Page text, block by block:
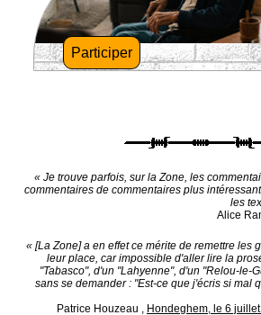
Participer
« Je trouve parfois, sur la Zone, les
commentaires de commentaires plus
les
Alice
« [La Zone] a en effet ce mérite de remettre les
leur place, car impossible d'aller lire la
"Tabasco", d'un "Lahyenne", d'un "Relou-le-
sans se demander : "Est-ce que j'écris si mal
Patrice Houzeau , Hondeghem, le 6